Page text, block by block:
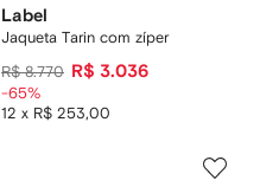
Label
Jaqueta Tarin com zíper
R$ 8.770 R$ 3.036
12 x R$ 253,00
-65%